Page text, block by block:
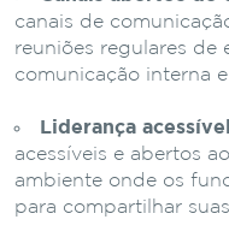
canais de
reuniões regulares de
comunicação interna
Liderança
acessíveis e abertos
ambiente onde os
para compartilhar